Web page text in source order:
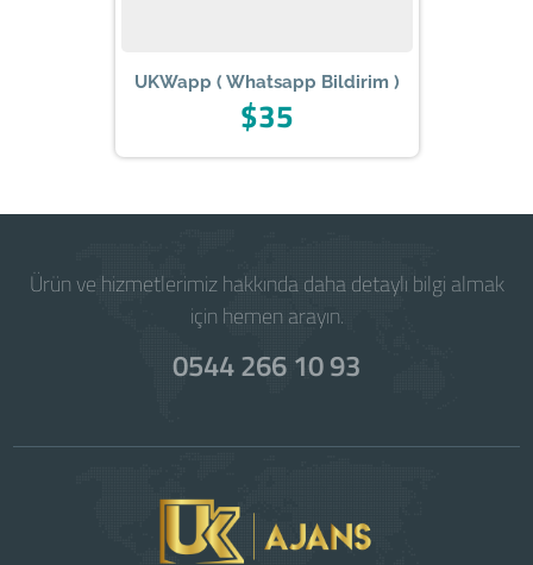
UKWapp ( Whatsapp Bildirim )
$35
Ürün ve hizmetlerimiz hakkında daha detaylı bilgi almak
için hemen arayın.
0544 266 10 93